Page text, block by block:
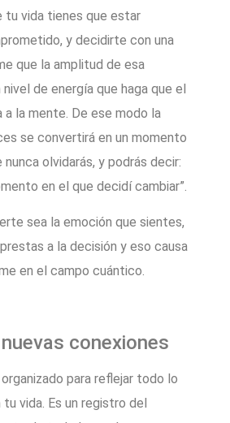
tu vida tienes que estar
y decidirte con una
que la amplitud de esa
de energía que haga que el
a la mente. De ese modo la
se convertirá en un momento
olvidarás, y podrás decir:
en el que decidí cambiar”.
sea la emoción que sientes,
a la decisión y eso causa
en el campo cuántico.
conexiones
para reflejar todo lo
vida. Es un registro del